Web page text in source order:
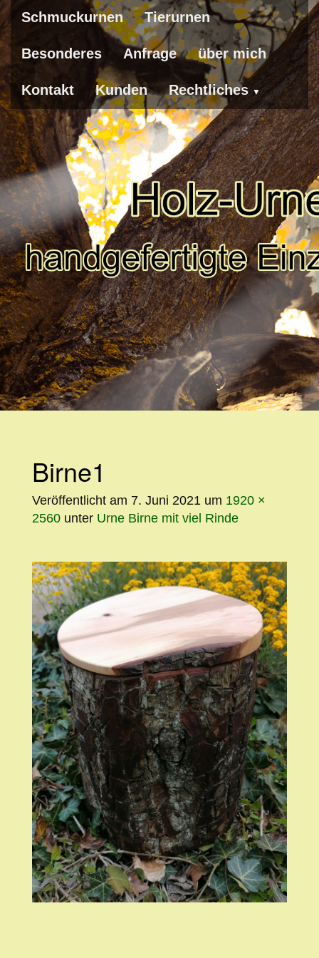
Schmuckurnen Tierurnen
Besonderes Anfrage über mich
Kontakt Kunden Rechtliches
WEITER
ZUM
Birne1
Veröffentlicht am 7. Juni 2021 um 1920 ×
2560 unter Urne Birne mit viel Rinde